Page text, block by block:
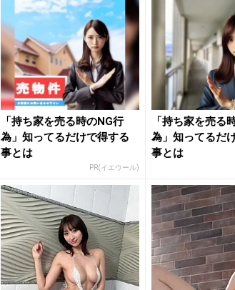
「持ち家を売る時のNG行
為」知ってるだけで得する
事とは
PR(イエウール)
「持ち家を売る
為」知ってるだ
事とは